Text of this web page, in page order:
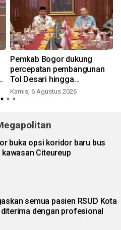
Pemkab Bogor dukung
percepatan pembangunan
Tol Desari hingga
Salabenda
Kamis, 6 Agustus 2026
buka opsi koridor baru bus
Citeureup
semua pasien RSUD Kota
dengan profesional